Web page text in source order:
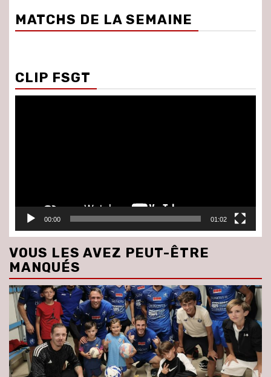
MATCHS DE LA SEMAINE
CLIP FSGT
00:00 01:02
VOUS LES AVEZ PEUT-ÊTRE
MANQUÉS